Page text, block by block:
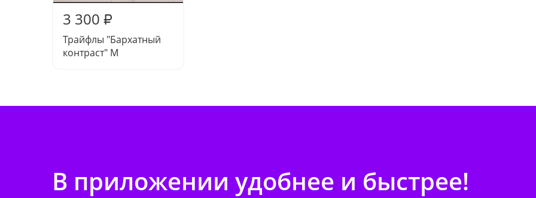
3 300 ₽
Трайфлы "Бархатный
контраст" M
В приложении удобнее и быстрее!